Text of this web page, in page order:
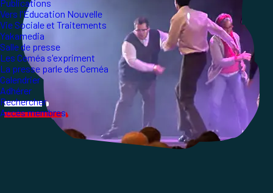
Publications
Vers l'Éducation Nouvelle
Vie Sociale et Traitements
Yakamedia
Salle de presse
Les Ceméa s'expriment
La presse parle des Ceméa
Calendrier
Adhérer
Rechercher
Accès membres